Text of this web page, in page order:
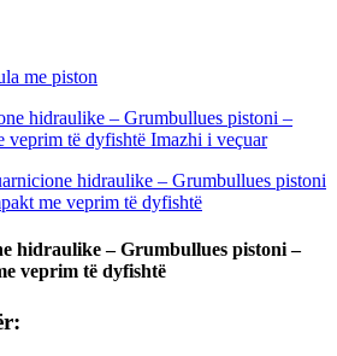
me piston
hidraulike – Grumbullues pistoni –
veprim të dyfishtë